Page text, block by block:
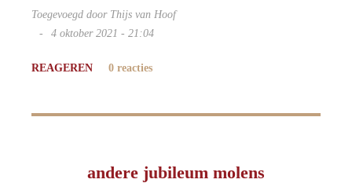
Toegevoegd door Thijs van Hoof
4 oktober 2021 - 21:04
REAGEREN 0 reacties
andere jubileum molens